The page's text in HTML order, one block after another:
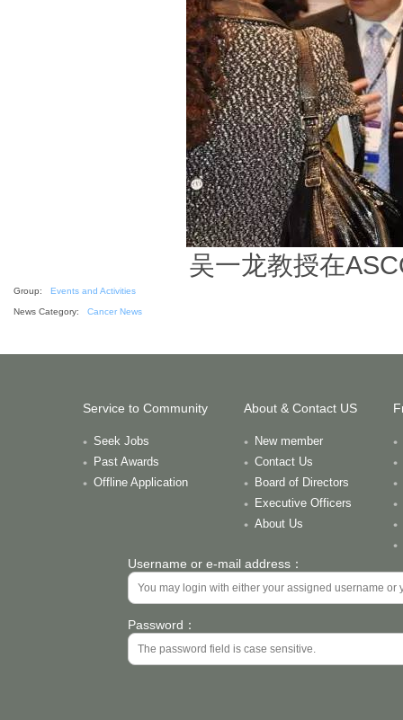
吴一龙教授在
Group: Events and Activities
News Category: Cancer News
Service to Community
Seek Jobs
Past Awards
Offline Application
About & Contact US
New member
Contact Us
Board of Directors
Executive Officers
About Us
Username or e-mail address：
Password：